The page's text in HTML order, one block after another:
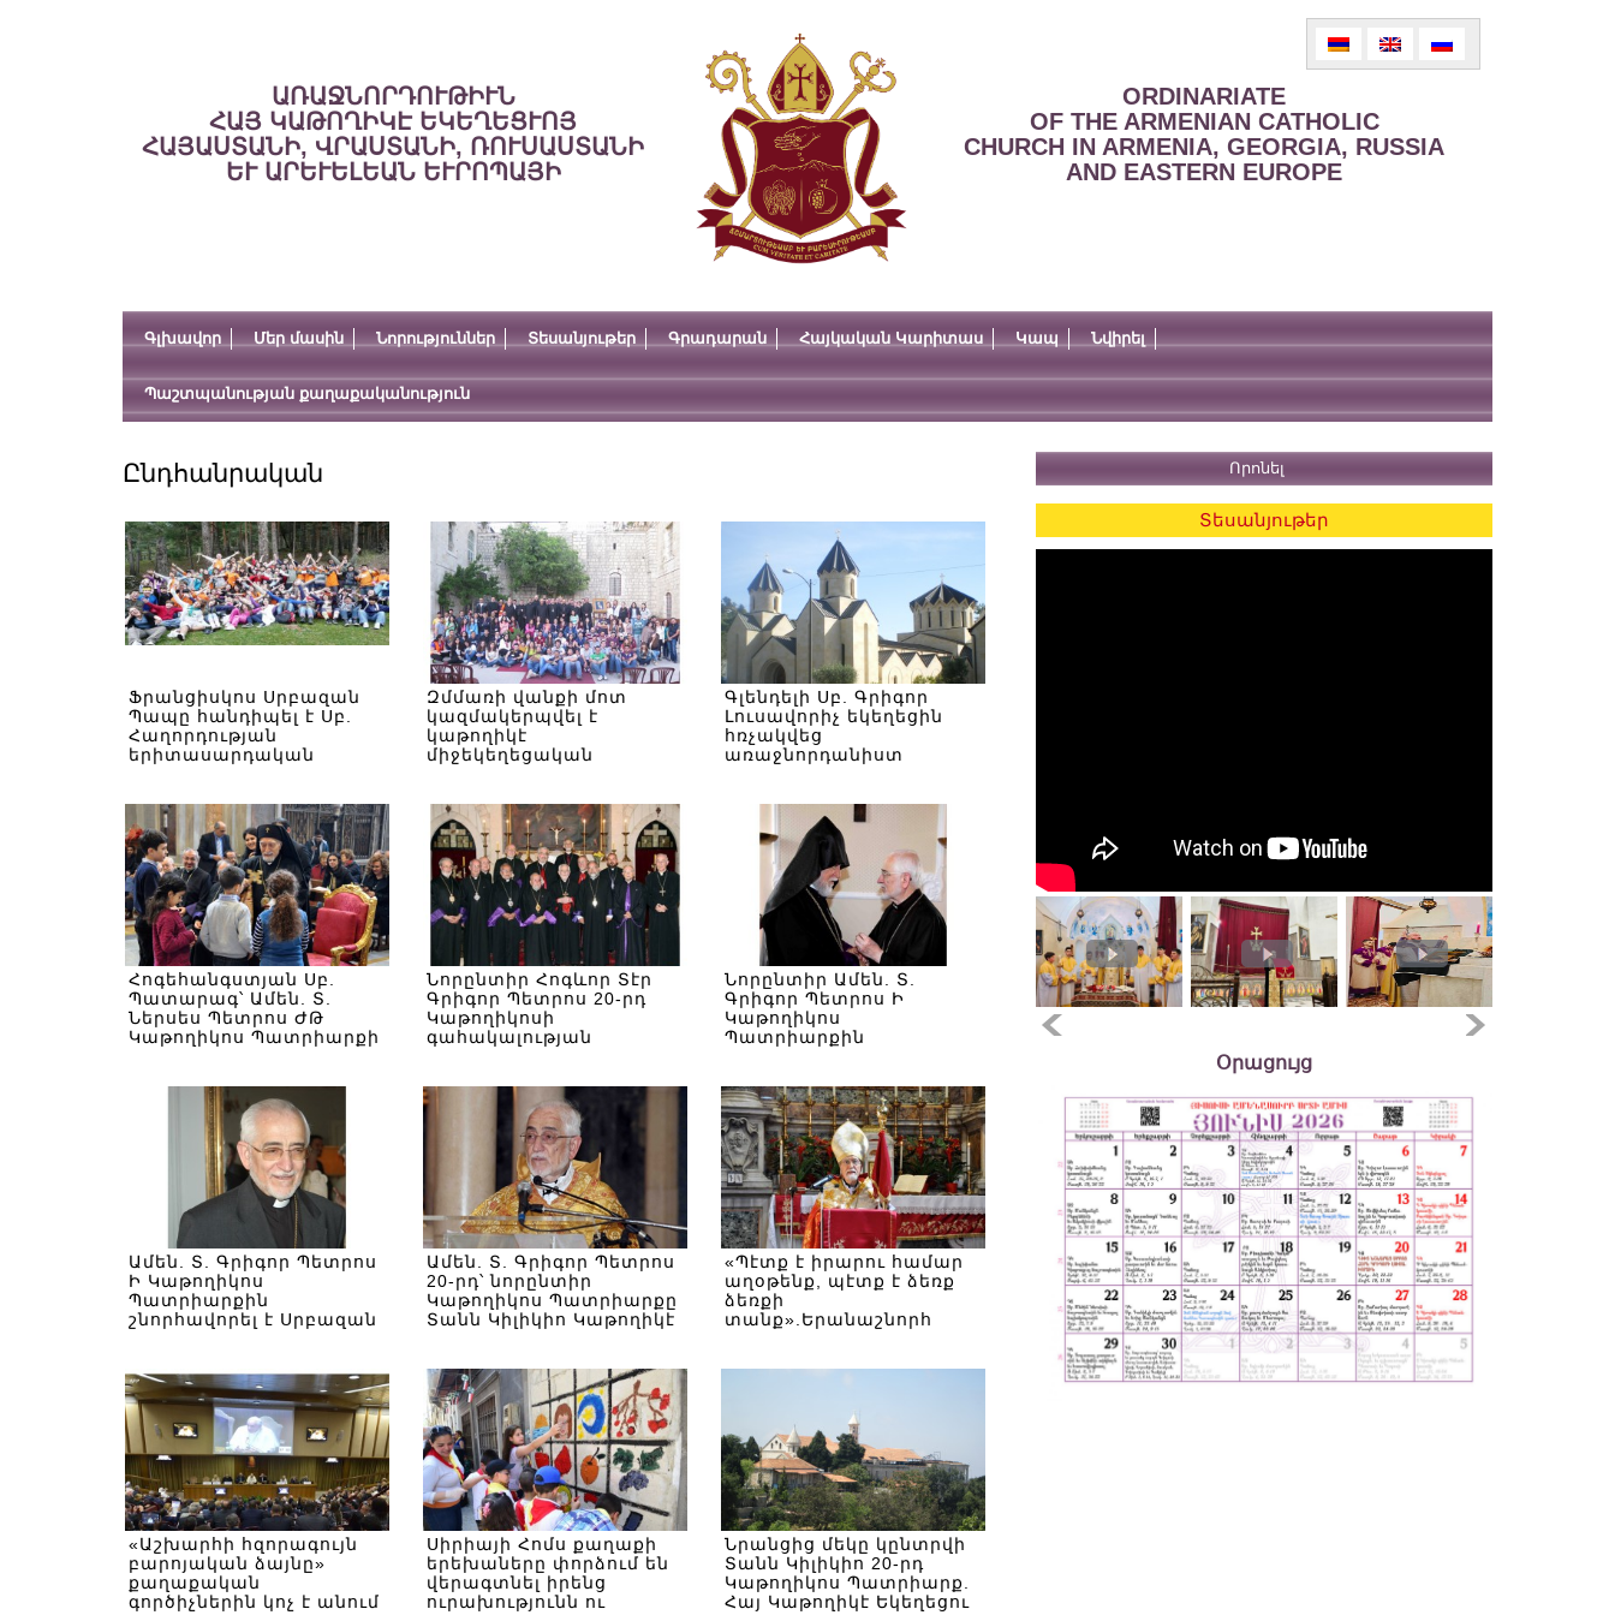
ԱՌԱՋՆՈՐԴՈՒԹԻՒՆ
ՀԱՅ ԿԱԹՈՂԻԿԷ ԵԿԵՂԵՑՒՈՅ
ՀԱՅԱՍՏԱՆԻ, ՎՐԱՍՏԱՆԻ, ՌՈՒՍԱՍՏԱՆԻ
ԵՒ ԱՐԵՒԵԼԵԱՆ ԵՒՐՈՊԱՅԻ
ORDINARIATE
OF THE ARMENIAN CATHOLIC
CHURCH IN ARMENIA, GEORGIA, RUSSIA
AND EASTERN EUROPE
Գլխավոր Մեր մասին Նորություններ Տեսանյութեր Գրադարան Հայկական Կարիտաս Կապ Նվիրել
Պաշտպանության քաղաքականություն
Ընդհանրական
Ֆրանցիսկոս Սրբազան
Պապը հանդիպել է Սբ.
Հաղորդության
երիտասարդական
մասնակիցների հետ
Զմմառի վանքի մոտ
կազմակերպվել է
կաթողիկէ
միջեկեղեցական
Գլենդելի Սբ. Գրիգոր
Լուսավորիչ եկեղեցին
հռչակվեց
առաջնորդանիստ
կաթողիկէների
Հոգեհանգստյան Սբ.
Պատարագ՝ Ամեն. Տ.
Ներսես Պետրոս ԺԹ
Կաթողիկոս Պատրիարքի
Նորընտիր Հոգևոր Տէր
Գրիգոր Պետրոս 20-րդ
Կաթողիկոսի
գահակալության
Նորընտիր Ամեն. Տ.
Գրիգոր Պետրոս Ի
Կաթողիկոս
Պատրիարքին
Կաթողիկոս Արամ Ա-ը
Ամեն. Տ. Գրիգոր Պետրոս
Ի Կաթողիկոս
Պատրիարքին
շնորհավորել է Սրբազան
Ամեն. Տ. Գրիգոր Պետրոս
20-րդ՝ նորընտիր
Կաթողիկոս Պատրիարքը
Տանն Կիլիկիո Կաթողիկէ
«Պէտք է իրարու համար
աղօթենք, պէտք է ձեռք
ձեռքի
տանք».Երանաշնորհ
«Աշխարհի հզորագույն
բարոյական ձայնը»
քաղաքական
գործիչներին կոչ է անում
Սիրիայի Հոմս քաղաքի
երեխաները փորձում են
վերագտնել իրենց
ուրախությունն ու
Նրանցից մեկը կընտրվի
Տանն Կիլիկիո 20-րդ
Կաթողիկոս Պատրիարք.
Հայ Կաթողիկէ Եկեղեցու
Տեսանյութեր
Օրացույց